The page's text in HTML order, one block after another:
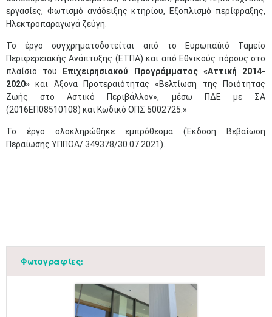
εργασίες, Φωτισμό ανάδειξης κτηρίου, Εξοπλισμό περίφραξης,
Ηλεκτροπαραγωγά ζεύγη.
Το έργο συγχρηματοδοτείται από το Ευρωπαϊκό Ταμείο
Περιφερειακής Ανάπτυξης (ΕΤΠΑ) και από Εθνικούς πόρους στο
πλαίσιο του
Επιχειρησιακού Προγράμματος «Αττική 2014-
2020»και Άξονα Προτεραιότητας «Βελτίωση της Ποιότητας
Ζωής στο Αστικό Περιβάλλον», μέσω ΠΔΕ με ΣΑ
(2016ΕΠ08510108) και Κωδικό ΟΠΣ 5002725.»
Το έργο ολοκληρώθηκε εμπρόθεσμα (Έκδοση Βεβαίωση
Περαίωσης ΥΠΠΟΑ/ 349378/30.07.2021).
Φωτογραφίες: